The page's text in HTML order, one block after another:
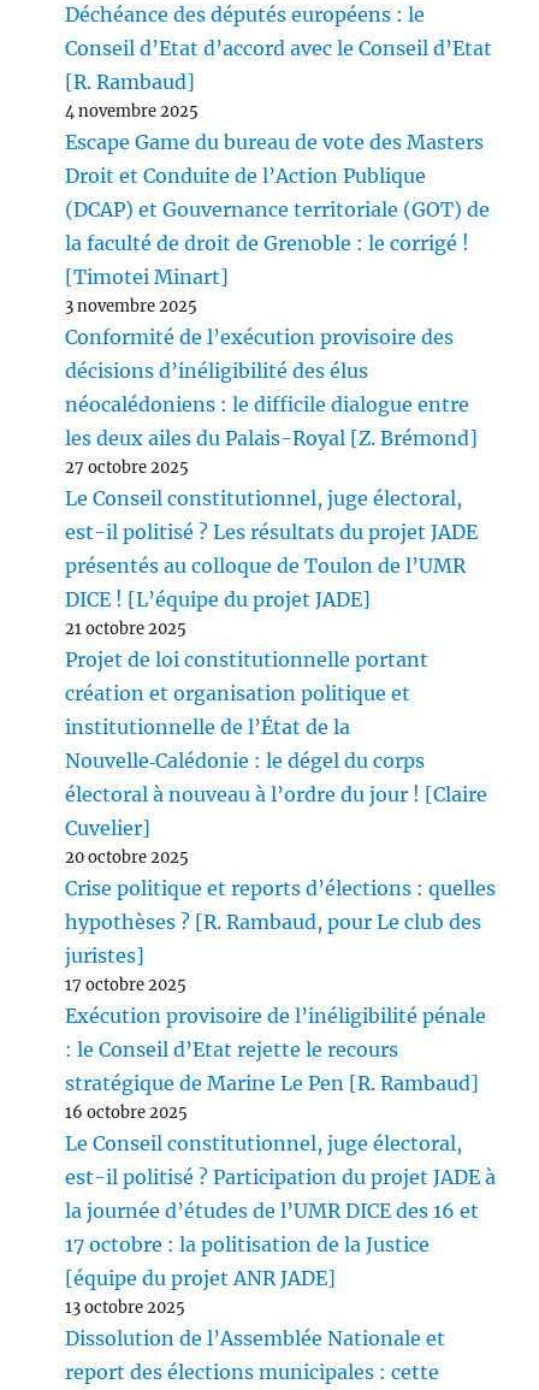
Déchéance des députés européens : le
Conseil d’Etat d’accord avec le Conseil d’Etat
[R. Rambaud]
4 novembre 2025
Escape Game du bureau de vote des Masters
Droit et Conduite de l’Action Publique
(DCAP) et Gouvernance territoriale (GOT) de
la faculté de droit de Grenoble : le corrigé !
[Timotei Minart]
3 novembre 2025
Conformité de l’exécution provisoire des
décisions d’inéligibilité des élus
néocalédoniens : le difficile dialogue entre
les deux ailes du Palais-Royal [Z. Brémond]
27 octobre 2025
Le Conseil constitutionnel, juge électoral,
est-il politisé ? Les résultats du projet JADE
présentés au colloque de Toulon de l’UMR
DICE ! [L’équipe du projet JADE]
21 octobre 2025
Projet de loi constitutionnelle portant
création et organisation politique et
institutionnelle de l’État de la
Nouvelle‑Calédonie : le dégel du corps
électoral à nouveau à l’ordre du jour ! [Claire
Cuvelier]
20 octobre 2025
Crise politique et reports d’élections : quelles
hypothèses ? [R. Rambaud, pour Le club des
juristes]
17 octobre 2025
Exécution provisoire de l’inéligibilité pénale
: le Conseil d’Etat rejette le recours
stratégique de Marine Le Pen [R. Rambaud]
16 octobre 2025
Le Conseil constitutionnel, juge électoral,
est-il politisé ? Participation du projet JADE à
la journée d’études de l’UMR DICE des 16 et
17 octobre : la politisation de la Justice
[équipe du projet ANR JADE]
13 octobre 2025
Dissolution de l’Assemblée Nationale et
report des élections municipales : cette